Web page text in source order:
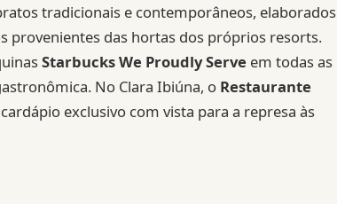
tradicionais e contemporâneos, elaborados
provenientes das hortas dos próprios resorts.
Starbucks We Proudly Serve em todas as
No Clara Ibiúna, o Restaurante
exclusivo com vista para a represa às